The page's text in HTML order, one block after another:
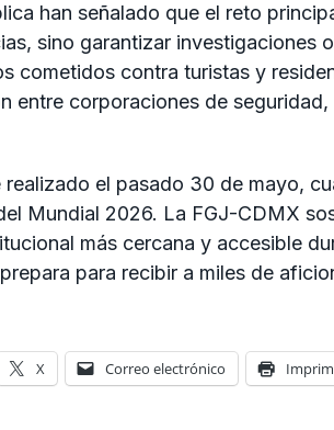
han señalado que el reto
sino garantizar investigaciones
cometidos contra turistas y
entre corporaciones de
realizado el pasado 30 de mayo,
Mundial 2026. La FGJ-CDMX
más cercana y accesible
para recibir a miles de
X Correo electrónico